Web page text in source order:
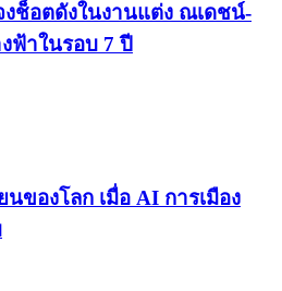
งช็อตดังในงานแต่ง ณเดชน์-
ฟ้าในรอบ 7 ปี
นของโลก เมื่อ AI การเมือง